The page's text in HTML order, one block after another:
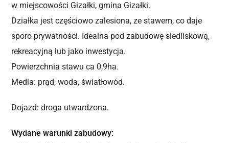
w miejscowości Gizałki, gmina Gizałki.
Działka jest częściowo zalesiona, ze stawem, co daje
sporo prywatności. Idealna pod zabudowę siedliskową,
rekreacyjną lub jako inwestycja.
Powierzchnia stawu ca 0,9ha.
Media: prąd, woda, światłowód.
Dojazd: droga utwardzona.
Wydane warunki zabudowy: